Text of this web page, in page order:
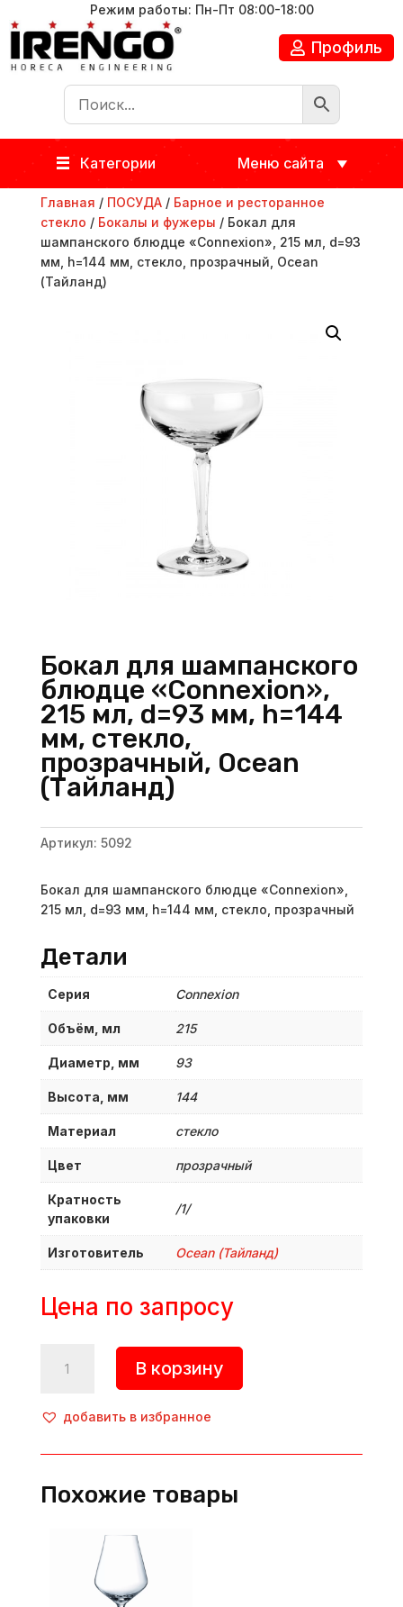
Режим работы: Пн-Пт 08:00-18:00
Профиль
Категории Меню сайта
Главная / ПОСУДА/ Барное и ресторанное
стекло / Бокалы и фужеры / Бокал для
шампанского блюдце «Connexion», 215 мл, d=93
мм, h=144 мм, стекло, прозрачный, Ocean
(Тайланд)
Бокал для шампанского
блюдце «Connexion»,
215 мл, d=93 мм, h=144
мм, стекло,
прозрачный, Ocean
(Тайланд)
Артикул: 5092
Бокал для шампанского блюдце «Connexion»,
215 мл, d=93 мм, h=144 мм, стекло, прозрачный
Детали
Серия Connexion
Объём, мл 215
Диаметр, мм 93
Высота, мм 144
Материал стекло
Цвет прозрачный
Кратность
упаковки
/1/
Изготовитель Ocean (Тайланд)
Цена по запросу
товара
для
блюдце
215
В корзину
добавить в избранное
Похожие товары